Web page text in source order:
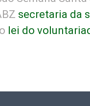
secretaria da
lei do